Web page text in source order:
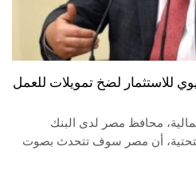
للاستثمار لضخ تمويلات للعمل
محافظ مصر لدى البنك
التحتية، أن مصر سوف تتحدث بصوت